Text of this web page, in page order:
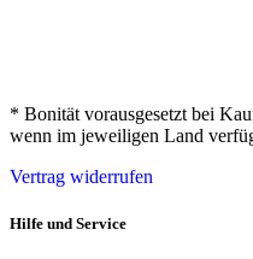
* Bonität vorausgesetzt bei
wenn im jeweiligen Land
Vertrag widerrufen
Hilfe und Service